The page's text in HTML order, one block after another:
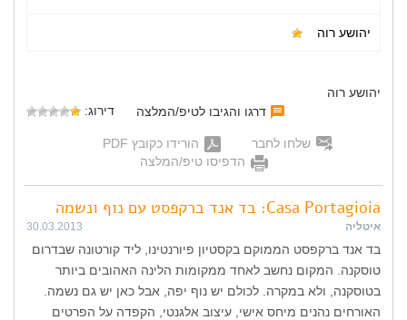
יהושע רוה
יהושע רוה
דרגו והגיבו לטיפ/המלצה
דירוג:
שלחו לחבר
הורידו כקובץ PDF
הדפיסו טיפ/המלצה
Casa Portagioia: בד אנד ברקפסט עם נוף ונשמה
איטליה 30.03.2013
בד אנד ברקפסט הממוקם בקסטיון פיורנטינו, ליד קורטונה שבדרום
טוסקנה. המקום נחשב לאחד ממקומות הלינה האהובים ביותר
בטוסקנה, ולא במקרה. לכולם יש נוף יפה, אבל כאן יש גם נשמה.
האורחים נהנים מיחס אישי, עיצוב אלגנטי, הקפדה על הפרטים